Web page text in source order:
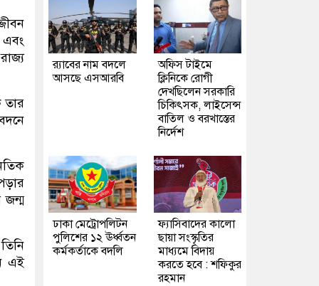
এবং
তার
জন্ম
এই
র‍্যাবের নাম বদলে
আসছে এসআরবি
অফিস টাইমে
ক্লিনিকে রোগী
দেখছিলেন সরকারি
চিকিৎসক, লাইসেন্স
বাতিল ও বরখাস্তের
নির্দেশ
ঢাকা মেট্রোপলিটন
পুলিশের ১২ ঊর্ধ্বতন
কর্মকর্তাকে বদলি
ফ্যাসিবাদের কালো
ছায়া সংস্কৃতির
মাধ্যমে বিদায়
করতে হবে : শফিকুর
রহমান